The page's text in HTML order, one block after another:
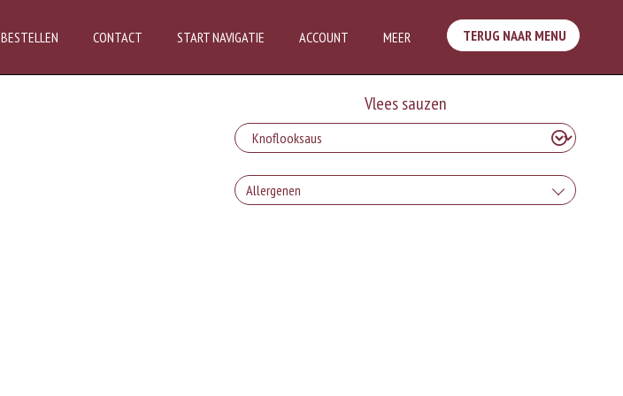
BESTELLEN CONTACT START NAVIGATIE ACCOUNT MEER TERUG NAAR MENU
Vlees sauzen
Allergenen